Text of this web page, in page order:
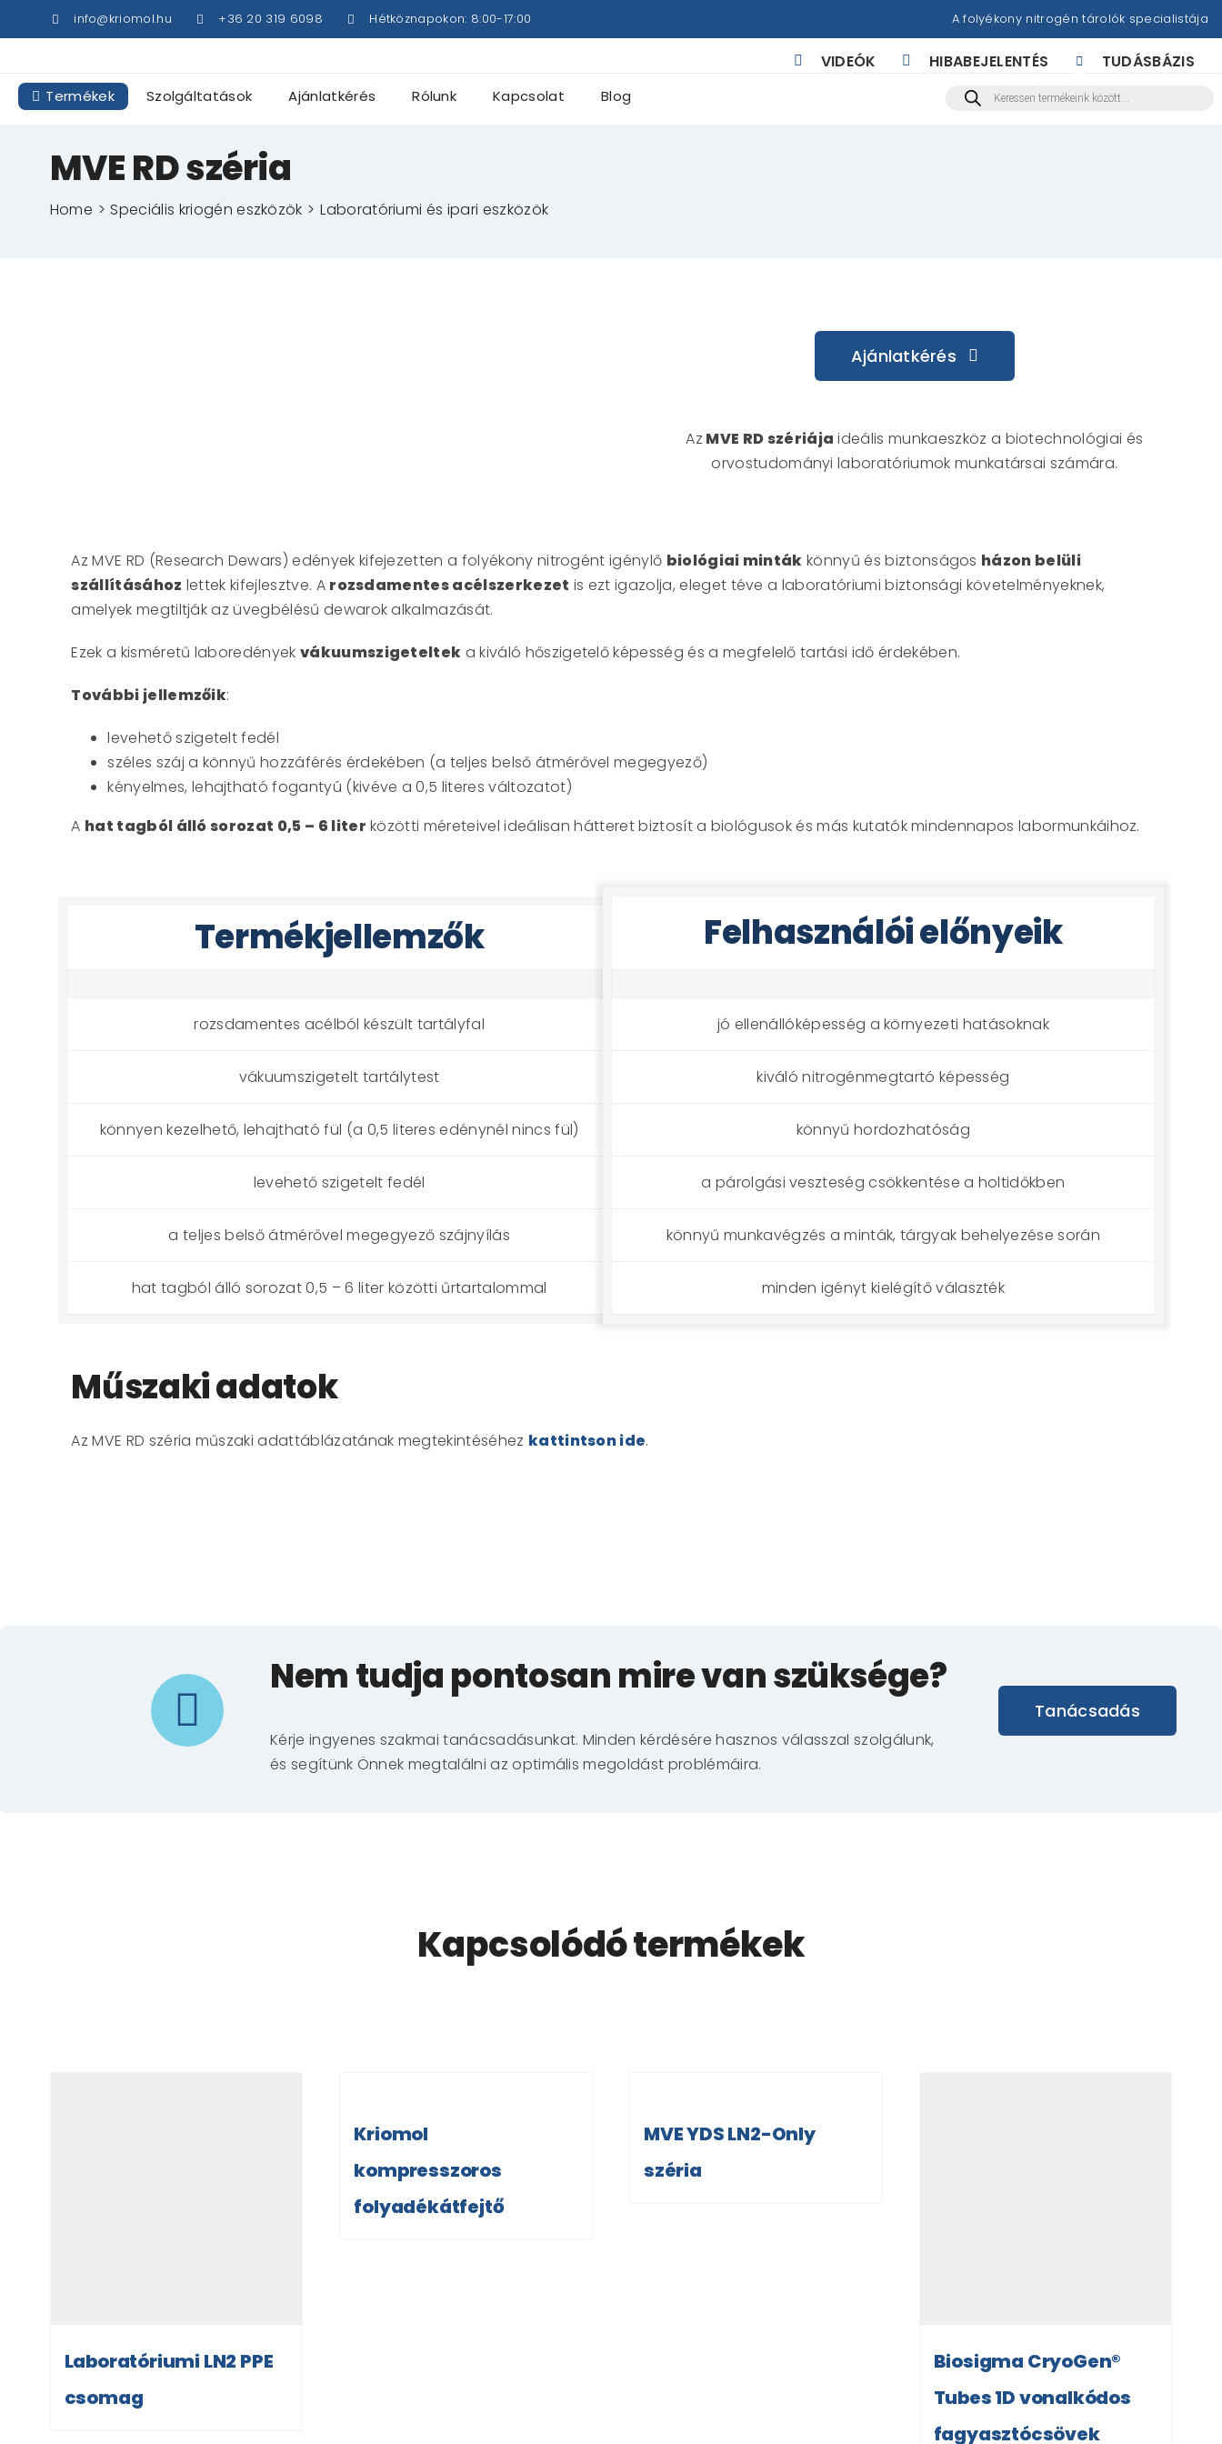
Kihagyás info@kriomol.hu +36 20 319 6098 Hétköznapokon: 8:00-17:00 A folyékony nitrogén tárolók specialistája
VIDEÓK HIBABEJELENTÉS TUDÁSBÁZIS
Termékek Szolgáltatások Ajánlatkérés Rólunk Kapcsolat Blog Products
search
MVE RD széria
Home Speciális kriogén eszközök Laboratóriumi és ipari eszközök
Ajánlatkérés
Az MVE RD szériája ideális munkaeszköz a biotechnológiai és
orvostudományi laboratóriumok munkatársai számára.
Az MVE RD (Research Dewars) edények kifejezetten a folyékony nitrogént igénylő biológiai minták könnyű és biztonságos házon belüli
szállításához lettek kifejlesztve. A rozsdamentes acélszerkezet is ezt igazolja, eleget téve a laboratóriumi biztonsági követelményeknek,
amelyek megtiltják az üvegbélésű dewarok alkalmazását.
Ezek a kisméretű laboredények vákuumszigeteltek a kiváló hőszigetelő képesség és a megfelelő tartási idő érdekében.
További jellemzőik:
levehető szigetelt fedél
széles száj a könnyű hozzáférés érdekében (a teljes belső átmérővel megegyező)
kényelmes, lehajtható fogantyú (kivéve a 0,5 literes változatot)
A hat tagból álló sorozat 0,5 – 6 liter közötti méreteivel ideálisan hátteret biztosít a biológusok és más kutatók mindennapos labormunkáihoz.
Termékjellemzők
rozsdamentes acélból készült tartályfal
vákuumszigetelt tartálytest
könnyen kezelhető, lehajtható fül (a 0,5 literes edénynél nincs fül)
levehető szigetelt fedél
a teljes belső átmérővel megegyező szájnyílás
hat tagból álló sorozat 0,5 – 6 liter közötti űrtartalommal
Felhasználói előnyeik
jó ellenállóképesség a környezeti hatásoknak
kiváló nitrogénmegtartó képesség
könnyű hordozhatóság
a párolgási veszteség csökkentése a holtidőkben
könnyű munkavégzés a minták, tárgyak behelyezése során
minden igényt kielégítő választék
Műszaki adatok
AzMVE RD széria műszaki adattáblázatának megtekintéséhez kattintson ide.
Nem tudja pontosan mire van szüksége?
Kérje ingyenes szakmai tanácsadásunkat. Minden kérdésére hasznos válasszal szolgálunk,
és segítünk Önnek megtalálni az optimális megoldást problémáira.
Tanácsadás
Kapcsolódó termékek
Laboratóriumi LN2 PPE
csomag
Kriomol
kompresszoros
folyadékátfejtő
MVE YDS LN2-Only
széria
Biosigma CryoGen®
Tubes 1D vonalkódos
fagyasztócsövek